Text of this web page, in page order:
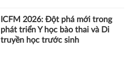
ICFM 2026: Đột phá mới trong
phát triển Y học bào thai và Di
truyền học trước sinh